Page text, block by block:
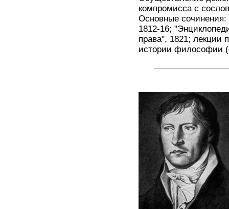
компромисса с
Основные сочинения:
1812-16;
права", 1821; лекции
истории философии